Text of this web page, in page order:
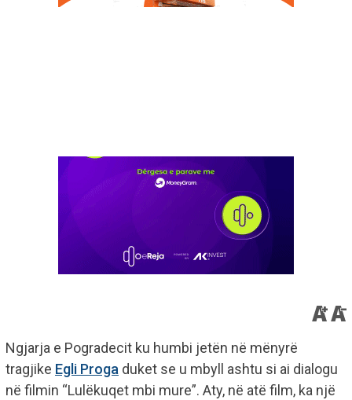
Ngjarja e Pogradecit ku humbi jetën në mënyrë
tragjike Egli Proga duket se u mbyll ashtu si ai dialogu
në filmin “Lulëkuqet mbi mure”. Aty, në atë film, ka një